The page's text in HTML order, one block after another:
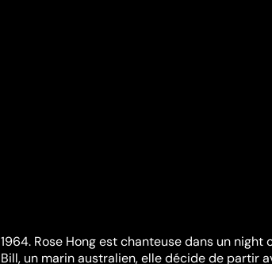
1964. Rose Hong est chanteuse dans un
Bill, un marin australien, elle décide de partir